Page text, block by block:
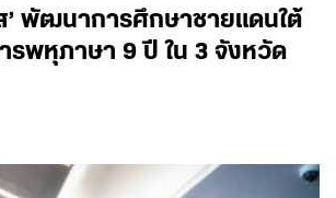
’ พัฒนาการศึกษาชายแดนใต้
รพหุภาษา 9 ปี ใน 3 จังหวัด